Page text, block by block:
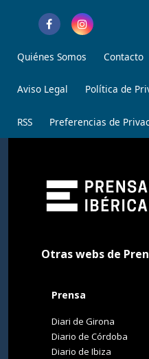
Quiénes Somos Contacto
Aviso Legal Política de
RSS Preferencias de
Otras webs de
Prensa
Diari de Girona
Diario de Córdoba
Diario de Ibiza